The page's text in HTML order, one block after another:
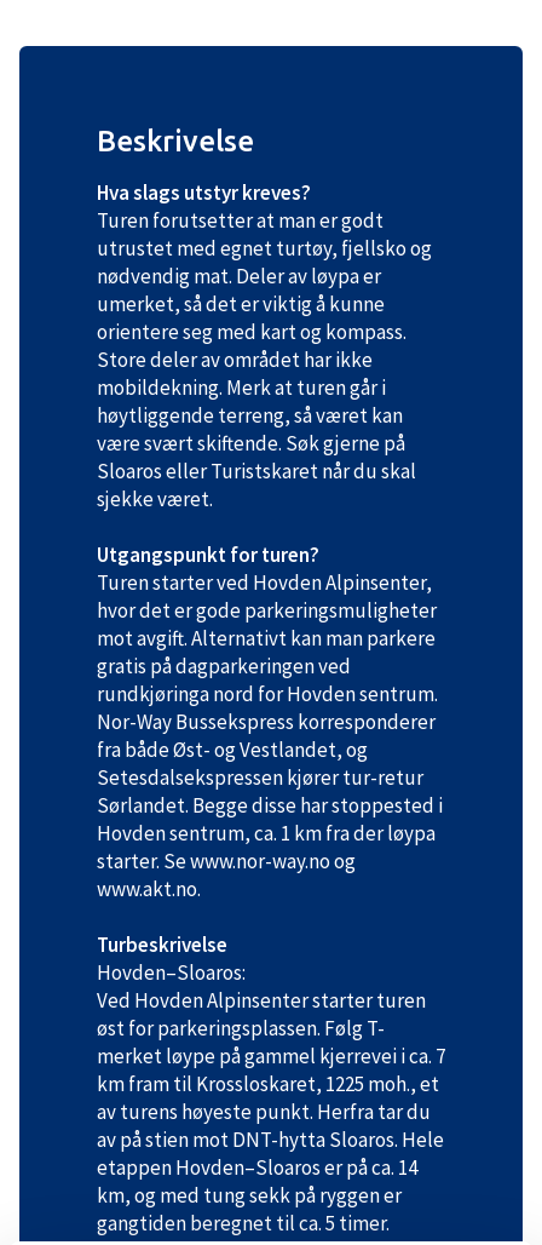
Beskrivelse
Hva slags utstyr kreves?
Turen forutsetter at man er godt
utrustet med egnet turtøy, fjellsko og
nødvendig mat. Deler av løypa er
umerket, så det er viktig å kunne
orientere seg med kart og kompass.
Store deler av området har ikke
mobildekning. Merk at turen går i
høytliggende terreng, så været kan
være svært skiftende. Søk gjerne på
Sloaros eller Turistskaret når du skal
sjekke været.
Utgangspunkt for turen?
Turen starter ved Hovden Alpinsenter,
hvor det er gode parkeringsmuligheter
mot avgift. Alternativt kan man parkere
gratis på dagparkeringen ved
rundkjøringa nord for Hovden sentrum.
Nor-Way Bussekspress korresponderer
fra både Øst- og Vestlandet, og
Setesdalsekspressen kjører tur-retur
Sørlandet. Begge disse har stoppested i
Hovden sentrum, ca. 1 km fra der løypa
starter. Se www.nor-way.no og
www.akt.no.
Turbeskrivelse
Hovden–Sloaros:
Ved Hovden Alpinsenter starter turen
øst for parkeringsplassen. Følg T-
merket løype på gammel kjerrevei i ca. 7
km fram til Krossloskaret, 1225 moh., et
av turens høyeste punkt. Herfra tar du
av på stien mot DNT-hytta Sloaros. Hele
etappen Hovden–Sloaros er på ca. 14
km, og med tung sekk på ryggen er
gangtiden beregnet til ca. 5 timer.